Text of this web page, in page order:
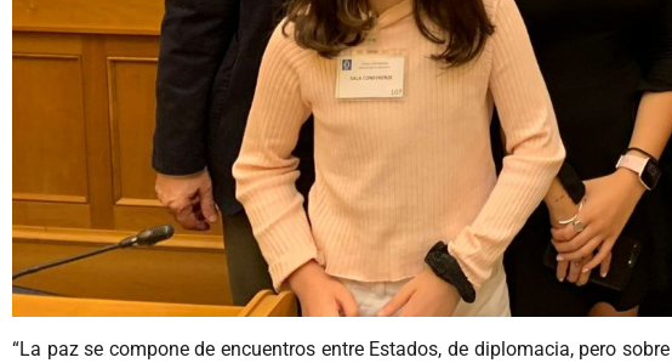
“La paz se compone de encuentros entre Estados, de diplomacia, pero